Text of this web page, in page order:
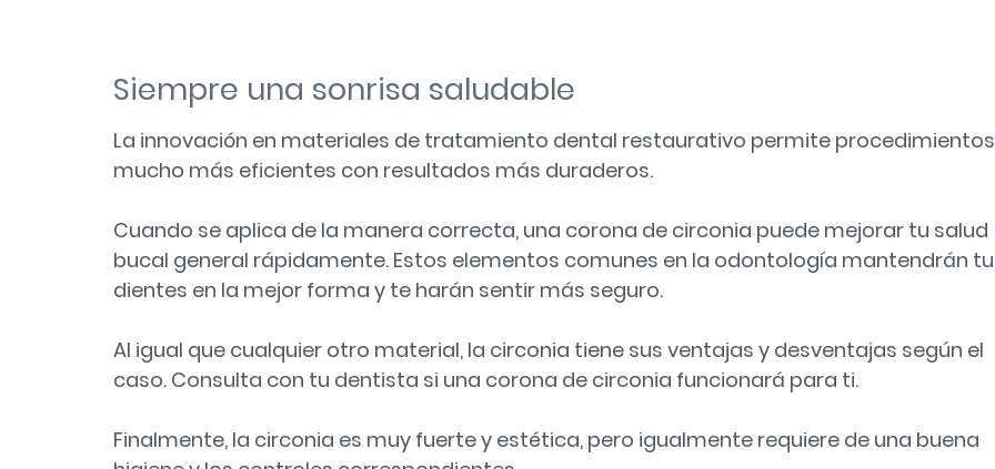
Siempre una sonrisa saludable
La innovación en materiales de tratamiento dental restaurativo permite procedimientos
mucho más eficientes con resultados más duraderos.
Cuando se aplica de la manera correcta, una corona de circonia puede mejorar tu salud
bucal general rápidamente. Estos elementos comunes en la odontología mantendrán
dientes en la mejor forma y te harán sentir más seguro.
Al igual que cualquier otro material, la circonia tiene sus ventajas y desventajas según el
caso. Consulta con tu dentista si una corona de circonia funcionará para ti.
Finalmente, la circonia es muy fuerte y estética, pero igualmente requiere de una buena